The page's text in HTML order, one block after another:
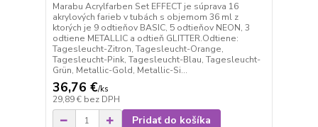
Marabu Acrylfarben Set EFFECT je súprava 16
akrylových farieb v tubách s objemom 36 ml z
ktorých je 9 odtieňov BASIC, 5 odtieňov NEON, 3
odtiene METALLIC a odtieň GLITTER.Odtiene:
Tagesleucht-Zitron, Tagesleucht-Orange,
Tagesleucht-Pink, Tagesleucht-Blau, Tagesleucht-
Grün, Metallic-Gold, Metallic-Si...
36,76 €/ks
29,89 € bez DPH
Pridať do košíka